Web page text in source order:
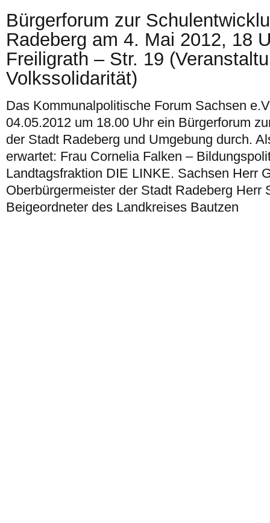
Bürgerforum zur
Radeberg am 4. Mai 2012, 18
Freiligrath – Str. 19
Volkssolidarität)
Das Kommunalpolitische Forum Sachsen
04.05.2012 um 18.00 Uhr ein Bürgerforum
der Stadt Radeberg und Umgebung durch.
erwartet: Frau Cornelia Falken –
Landtagsfraktion DIE LINKE. Sachsen Herr
Oberbürgermeister der Stadt Radeberg Herr
Beigeordneter des Landkreises Bautzen